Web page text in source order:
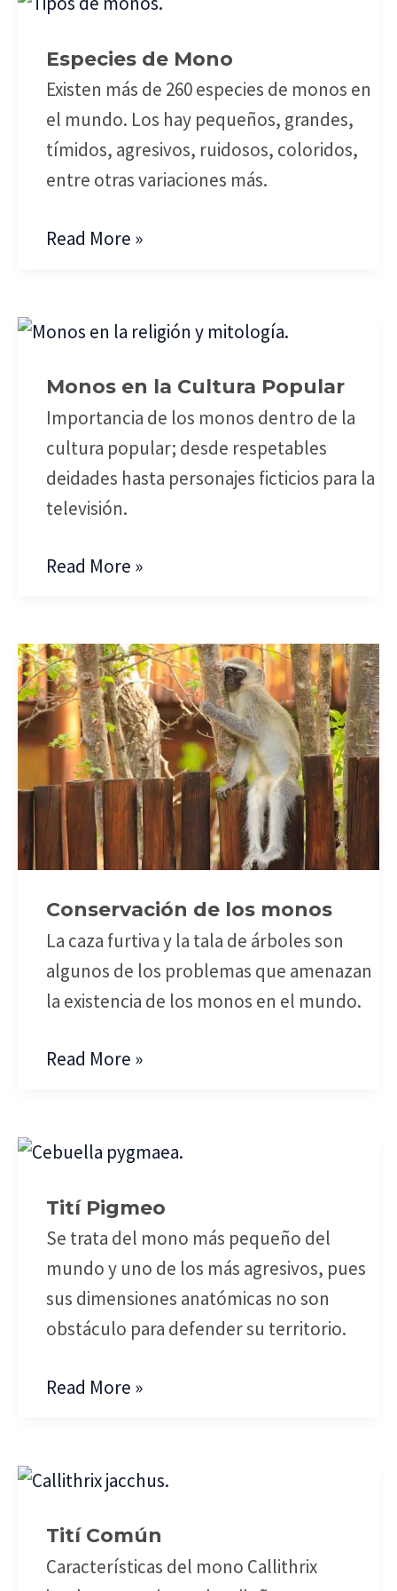
Especies de Mono
Existen más de 260 especies de monos en
el mundo. Los hay pequeños, grandes,
tímidos, agresivos, ruidosos, coloridos,
entre otras variaciones más.
Mono
Read More »
Monos en la Cultura Popular
Importancia de los monos dentro de la
cultura popular; desde respetables
deidades hasta personajes ficticios para la
televisión.
Monos
la
Cultura
Popular
Read More »
Conservación de los monos
La caza furtiva y la tala de árboles son
algunos de los problemas que amenazan
la existencia de los monos en el mundo.
Conservación
de
los
monos
Read More »
Tití Pigmeo
Se trata del mono más pequeño del
mundo y uno de los más agresivos, pues
sus dimensiones anatómicas no son
obstáculo para defender su territorio.
Tití
Read More »
Tití Común
Características del mono Callithrix
Tití